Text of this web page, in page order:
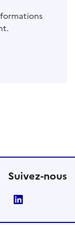
Suivez-nous